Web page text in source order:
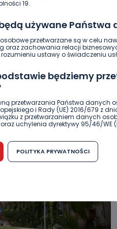
19.
używane Państwa
przetwarzane są w celu
oraz zachowania relacji
ustawy o świadczeniu
będziemy
przetwarzania Państwa danych
i Rady (UE) 2016/679 z
z przetwarzaniem danych
uchylenia dyrektywy 95/46/WE
cofnięcia
osobowych jest dobrowolne, nie
możemy przekazać
Pro-Art z siedzibą w
POLITYKA PRYWATNOŚCI
GOSPODARKA I
ŚRODOWISKO WASZE